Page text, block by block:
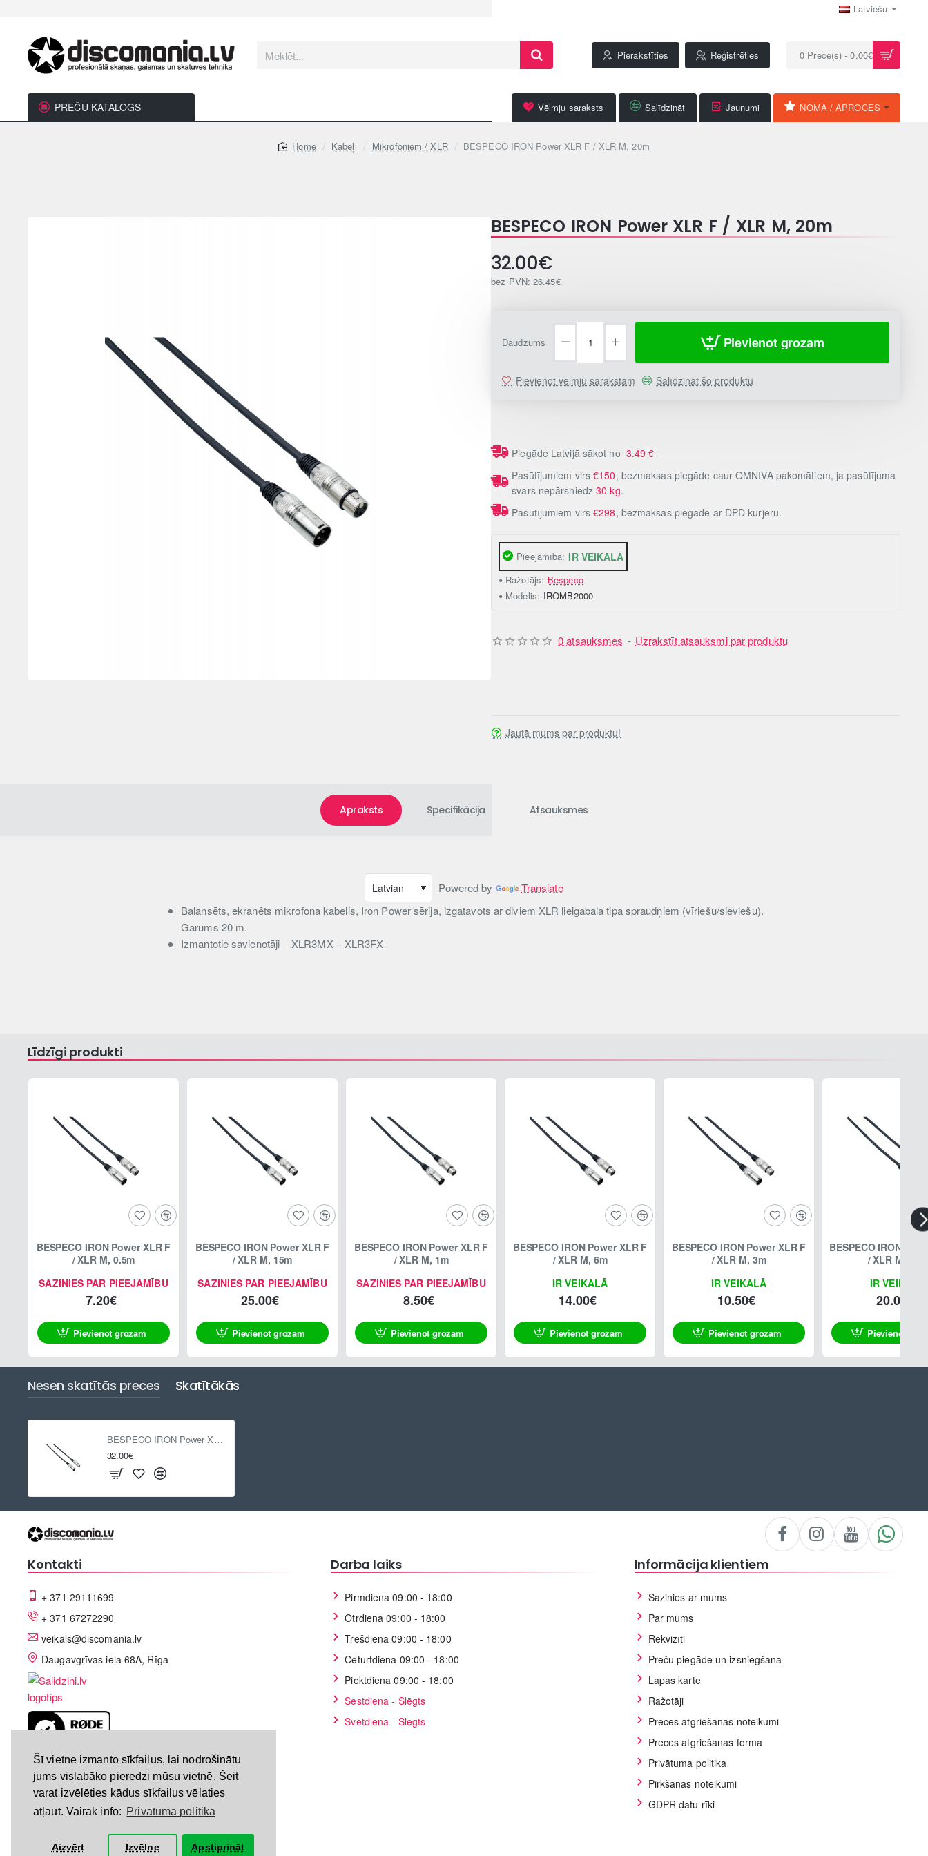
Šī vietne izmanto sīkfailus, lai nodrošinātu
jums vislabāko pieredzi mūsu vietnē. Šeit
varat izvēlēties kādus sīkfailus vēlaties
atļaut. Vairāk info: Privātuma politika
Aizvērt Izvēlne Apstiprināt
Latviešu
Meklēt... Pierakstīties Reģistrēties 0 Prece(s) - 0.00€
PREČU KATALOGS Vēlmju saraksts Salīdzināt Jaunumi NOMA / APROCES
home
Kabeļi Mikrofoniem / XLR BESPECO IRON Power XLR F / XLR M, 20m
BESPECO IRON Power XLR F / XLR M, 20m
Pieejamība: IR VEIKALĀ
Ražotājs: Bespeco
Modelis: IROMB2000
0 atsauksmes - Uzrakstīt atsauksmi par produktu
32.00€
bez PVN: 26.45€
Daudzums Pievienot grozam
Pievienot vēlmju sarakstam Salīdzināt šo produktu
Piegāde Latvijā sākot no 3.49€
Pasūtījumiem virs€150, bezmaksas piegāde caur OMNIVA pakomātiem, ja pasūtījuma
svars nepārsniedz30 kg.
Pasūtījumiem virs€298, bezmaksas piegāde ar DPD kurjeru.
Jautā mums par produktu!
Apraksts Specifikācija Atsauksmes
Powered by
Translate
Balansēts, ekranēts mikrofona kabelis, Iron Power sērija, izgatavots ar diviem XLR lielgabala tipa spraudņiem (vīriešu/sieviešu).
Garums 20 m.
Izmantotie savienotāji
XLR3MX – XLR3FX
Līdzīgi produkti
SAZINIES PAR PIEEJAMĪBU
BESPECO IRON Power XLR F
/ XLR M, 0.5m
7.20€
Pievienot grozam
SAZINIES PAR PIEEJAMĪBU
BESPECO IRON Power XLR F
/ XLR M, 15m
25.00€
Pievienot grozam
SAZINIES PAR PIEEJAMĪBU
BESPECO IRON Power XLR F
/ XLR M, 1m
8.50€
Pievienot grozam
IR VEIKALĀ
BESPECO IRON Power XLR F
/ XLR M, 6m
14.00€
Pievienot grozam
IR VEIKALĀ
BESPECO IRON Power XLR F
/ XLR M, 3m
10.50€
Pievienot grozam
IR VEIKALĀ
BESPECO IRON
/ XLR M, 10m
20.00€
Pievienot
Nesen skatītās preces Skatītākās
BESPECO IRON Power XLR F / XLR M, 20m
32.00€
Kontakti
+ 371 29111699
+ 371 67272290
veikals@discomania.lv
Daugavgrīvas iela 68A, Rīga
LV-A58C07DF
Darba laiks
Pirmdiena 09:00 - 18:00
Otrdiena 09:00 - 18:00
Trešdiena 09:00 - 18:00
Ceturtdiena 09:00 - 18:00
Piektdiena 09:00 - 18:00
Sestdiena - Slēgts
Svētdiena - Slēgts
Informācija klientiem
Sazinies ar mums
Par mums
Rekvizīti
Preču piegāde un izsniegšana
Lapas karte
Ražotāji
Preces atgriešanas noteikumi
Preces atgriešanas forma
Privātuma politika
Pirkšanas noteikumi
GDPR datu rīki